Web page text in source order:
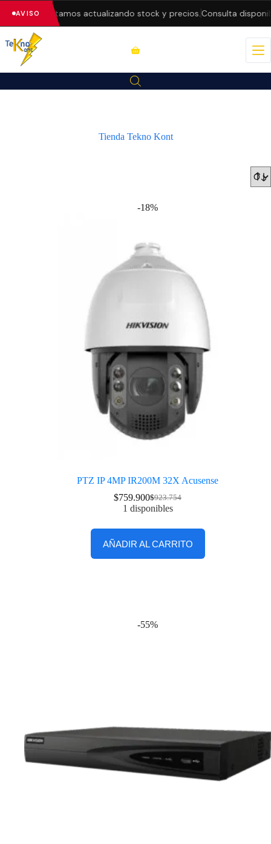
AVISO
estamos actualizando stock y precios. Consulta disponibilidad
Tienda Tekno Kont
-18%
PTZ IP 4MP IR200M 32X Acusense
$923.754
$759.900
1 disponibles
AÑADIR AL CARRITO
-55%